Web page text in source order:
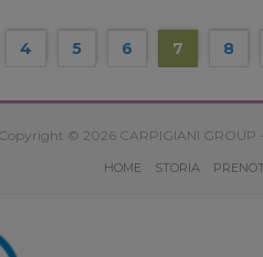
4 5 6 7 8
Copyright © 2026 CARPIGIANI GROUP
HOME STORIA